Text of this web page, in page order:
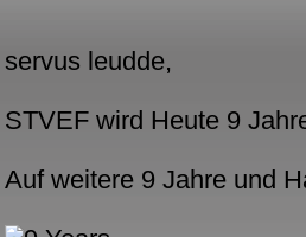
servus leudde,
STVEF wird Heute 9
Auf weitere 9 Jahre und